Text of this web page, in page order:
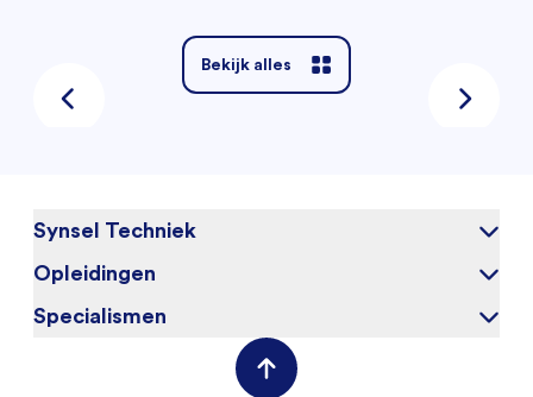
Bekijk alles
Synsel Techniek
Over ons
Onze kandidaten
Opleidingen
Elektrotechniek
Specialismen